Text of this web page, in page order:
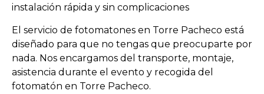
instalación rápida y sin complicaciones
El servicio de fotomatones en Torre Pacheco está
diseñado para que no tengas que preocuparte por
nada. Nos encargamos del transporte, montaje,
asistencia durante el evento y recogida del
fotomatón en Torre Pacheco.